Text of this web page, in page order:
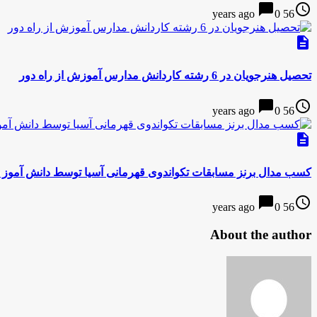
access_time
56 years ago
chat_bubble0
description
تحصیل هنرجویان در 6 رشته کاردانش مدارس آموزش از راه دور
access_time
56 years ago
chat_bubble0
description
كسب مدال برنز مسابقات تکواندوی قهرمانی آسیا توسط دانش آموز
access_time
56 years ago
chat_bubble0
About the author